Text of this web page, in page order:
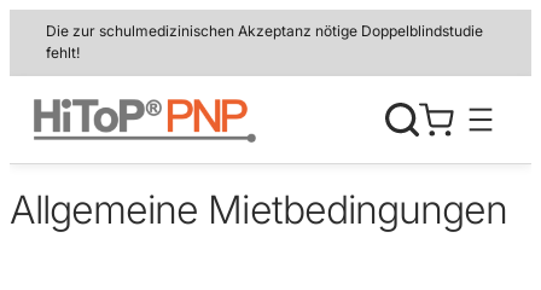
Zum
Inhalt
Die zur schulmedizinischen Akzeptanz nötige Doppelblindstudie
fehlt!
Allgemeine Mietbedingungen